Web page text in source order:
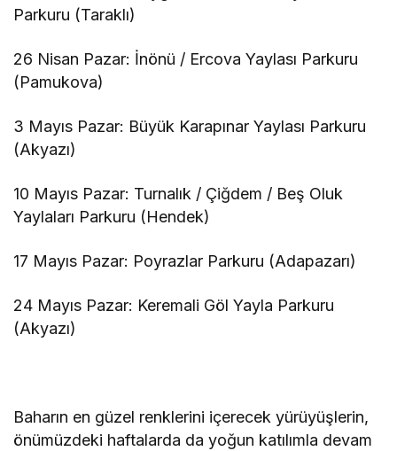
Parkuru (Taraklı)
26 Nisan Pazar: İnönü / Ercova Yaylası Parkuru
(Pamukova)
3 Mayıs Pazar: Büyük Karapınar Yaylası Parkuru
(Akyazı)
10 Mayıs Pazar: Turnalık / Çiğdem / Beş Oluk
Yaylaları Parkuru (Hendek)
17 Mayıs Pazar: Poyrazlar Parkuru (Adapazarı)
24 Mayıs Pazar: Keremali Göl Yayla Parkuru
(Akyazı)
Baharın en güzel renklerini içerecek yürüyüşlerin,
önümüzdeki haftalarda da yoğun katılımla devam